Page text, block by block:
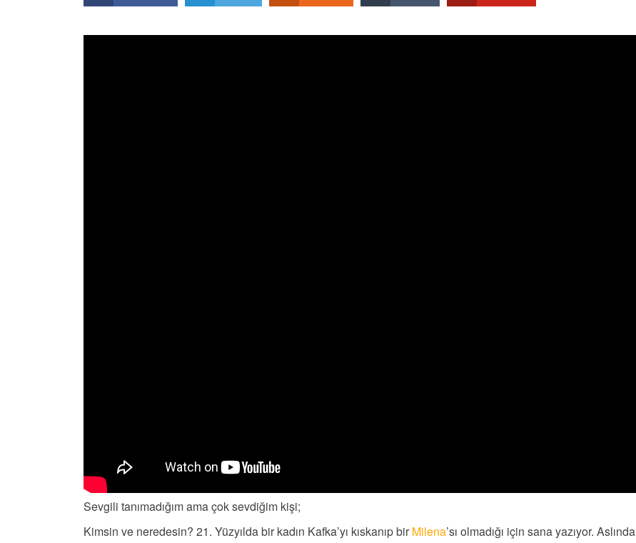
Sevgili tanımadığım ama çok sevdiğim kişi;
Kimsin ve neredesin? 21. Yüzyılda bir kadın Kafka’yı kıskanıp bir Milena’sı olmadığı için sana yazıyor. Aslında